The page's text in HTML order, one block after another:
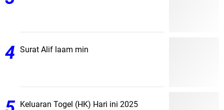
Surat Alif laam min
Keluaran Togel (HK) Hari ini 2025